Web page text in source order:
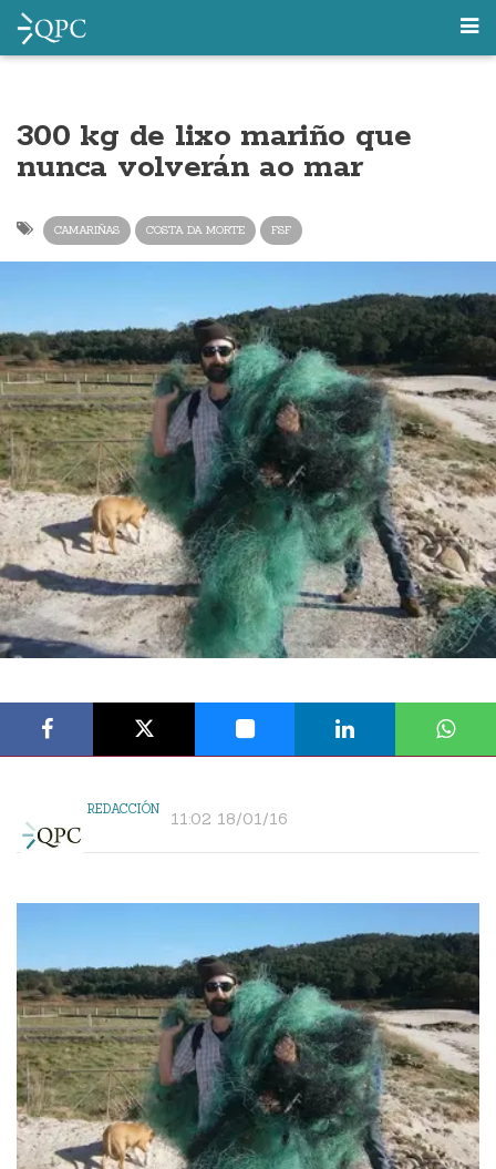
300 kg de lixo mariño que
nunca volverán ao mar
CAMARIÑAS COSTA DA MORTE FSF
REDACCIÓN 11:02 18/01/16